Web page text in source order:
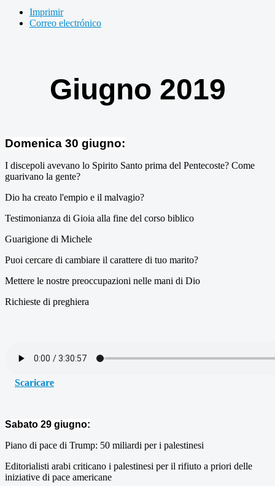
Imprimir
Correo electrónico
Giugno 2019
Domenica 30 giugno:
I discepoli avevano lo Spirito Santo prima del Pentecoste? Come
guarivano la gente?
Dio ha creato l'empio e il malvagio?
Testimonianza di Gioia alla fine del corso biblico
Guarigione di Michele
Puoi cercare di cambiare il carattere di tuo marito?
Mettere le nostre preoccupazioni nelle mani di Dio
Richieste di preghiera
Scaricare
Sabato 29 giugno:
Piano di pace di Trump: 50 miliardi per i palestinesi
Editorialisti arabi criticano i palestinesi per il rifiuto a priori delle
iniziative di pace americane